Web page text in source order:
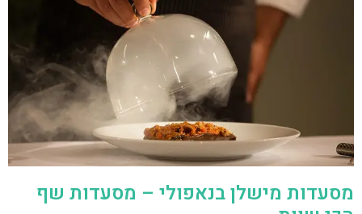
מסעדות מישלן בנאפולי – מסעדות שף